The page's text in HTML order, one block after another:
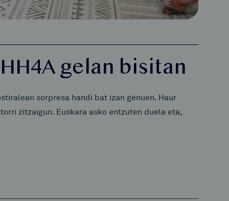
gelan bisitan
sorpresa handi bat izan genuen. Haur
zitzaigun. Euskara asko entzuten duela eta,